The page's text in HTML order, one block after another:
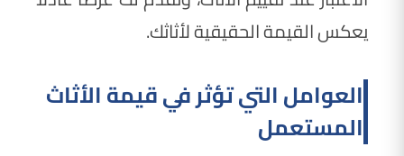
يعكس القيمة الحقيقية لأثاثك.
العوامل التي تؤثر في قيمة الأثاث
المستعمل